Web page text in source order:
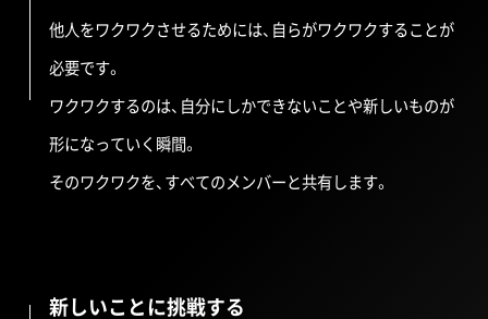
他人をワクワクさせるためには、自らがワクワクすることが
必要です。
ワクワクするのは、自分にしかできないことや新しいものが
形になっていく瞬間。
そのワクワクを、すべてのメンバーと共有します。
新しいことに挑戦する